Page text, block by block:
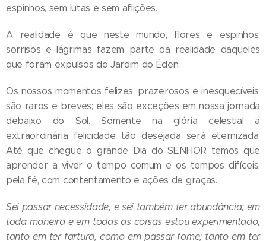
espinhos, sem lutas e sem aflições.
A realidade é que neste mundo, flores e espinhos,
sorrisos e lágrimas fazem parte da realidade daqueles
que foram expulsos do Jardim do Éden.
Os nossos momentos felizes, prazerosos e inesquecíveis,
são raros e breves; eles são exceções em nossa jornada
debaixo do Sol. Somente na glória celestial a
extraordinária felicidade tão desejada será eternizada.
Até que chegue o grande Dia do SENHOR temos que
aprender a viver o tempo comum e os tempos difíceis,
pela fé, com contentamento e ações de graças.
Sei passar necessidade, e sei também ter abundância; em
toda maneira e em todas as coisas estou experimentado,
tanto em ter fartura, como em passar fome; tanto em ter